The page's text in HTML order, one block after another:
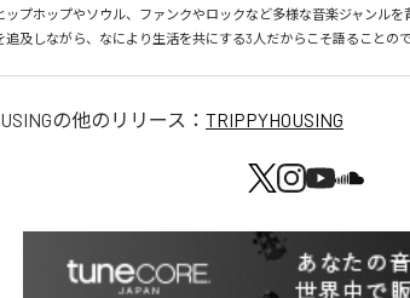
ップホップやソウル、ファンクやロックなど多様な音楽ジャンル
追及しながら、なにより生活を共にする3人だからこそ語ることの
の他のリリース： TRIPPYHOUSING